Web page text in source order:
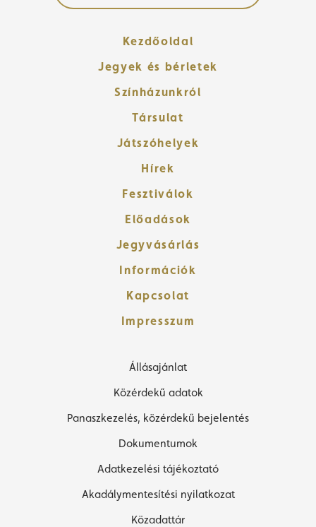
Kezdőoldal
Jegyek és bérletek
Színházunkról
Társulat
Játszóhelyek
Hírek
Fesztiválok
Előadások
Jegyvásárlás
Információk
Kapcsolat
Impresszum
Állásajánlat
Közérdekű adatok
Panaszkezelés, közérdekű bejelentés
Dokumentumok
Adatkezelési tájékoztató
Akadálymentesítési nyilatkozat
Közadattár